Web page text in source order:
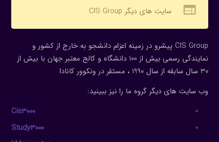
web سایت های دیگر CIS Group
CIS Group پیشرو در زمینه اعزام دانشجو به خارج از کشور و
نمایندگی رسمی بیش از 100 دانشگاه و کالج معتبر جهان با بیش از
30 سال سابقه از سال 1990 ، مستقر در ونکوور کانادا
وب سایت های دیگر گروه ما را نیز ببینید:
Cis3000
Study3000